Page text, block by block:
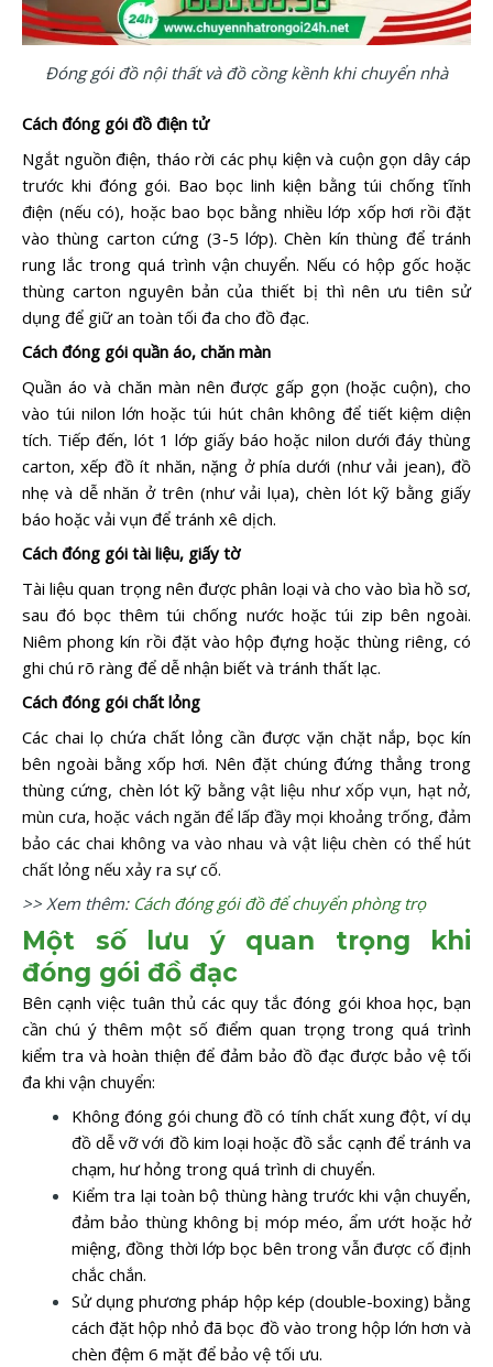
Đóng gói đồ nội thất và đồ cồng kềnh khi chuyển nhà
Cách đóng gói đồ điện tử
Ngắt nguồn điện, tháo rời các phụ kiện và cuộn gọn dây cáp
trước khi đóng gói. Bao bọc linh kiện bằng túi chống tĩnh
điện (nếu có), hoặc bao bọc bằng nhiều lớp xốp hơi rồi đặt
vào thùng carton cứng (3-5 lớp). Chèn kín thùng để tránh
rung lắc trong quá trình vận chuyển. Nếu có hộp gốc hoặc
thùng carton nguyên bản của thiết bị thì nên ưu tiên sử
dụng để giữ an toàn tối đa cho đồ đạc.
Cách đóng gói quần áo, chăn màn
Quần áo và chăn màn nên được gấp gọn (hoặc cuộn), cho
vào túi nilon lớn hoặc túi hút chân không để tiết kiệm diện
tích. Tiếp đến, lót 1 lớp giấy báo hoặc nilon dưới đáy thùng
carton, xếp đồ ít nhăn, nặng ở phía dưới (như vải jean), đồ
nhẹ và dễ nhăn ở trên (như vải lụa), chèn lót kỹ bằng giấy
báo hoặc vải vụn để tránh xê dịch.
Cách đóng gói tài liệu, giấy tờ
Tài liệu quan trọng nên được phân loại và cho vào bìa hồ sơ,
sau đó bọc thêm túi chống nước hoặc túi zip bên ngoài.
Niêm phong kín rồi đặt vào hộp đựng hoặc thùng riêng, có
ghi chú rõ ràng để dễ nhận biết và tránh thất lạc.
Cách đóng gói chất lỏng
Các chai lọ chứa chất lỏng cần được vặn chặt nắp, bọc kín
bên ngoài bằng xốp hơi. Nên đặt chúng đứng thẳng trong
thùng cứng, chèn lót kỹ bằng vật liệu như xốp vụn, hạt nở,
mùn cưa, hoặc vách ngăn để lấp đầy mọi khoảng trống, đảm
bảo các chai không va vào nhau và vật liệu chèn có thể hút
chất lỏng nếu xảy ra sự cố.
>> Xem thêm: Cách đóng gói đồ để chuyển phòng trọ
Một số lưu ý quan trọng khi
đóng gói đồ đạc
Bên cạnh việc tuân thủ các quy tắc đóng gói khoa học, bạn
cần chú ý thêm một số điểm quan trọng trong quá trình
kiểm tra và hoàn thiện để đảm bảo đồ đạc được bảo vệ tối
đa khi vận chuyển:
Không đóng gói chung đồ có tính chất xung đột, ví dụ
đồ dễ vỡ với đồ kim loại hoặc đồ sắc cạnh để tránh va
chạm, hư hỏng trong quá trình di chuyển.
Kiểm tra lại toàn bộ thùng hàng trước khi vận chuyển,
đảm bảo thùng không bị móp méo, ẩm ướt hoặc hở
miệng, đồng thời lớp bọc bên trong vẫn được cố định
chắc chắn.
Sử dụng phương pháp hộp kép (double-boxing) bằng
cách đặt hộp nhỏ đã bọc đồ vào trong hộp lớn hơn và
chèn đệm 6 mặt để bảo vệ tối ưu.